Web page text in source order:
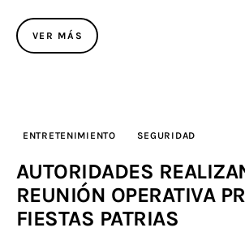
VER MÁS
ENTRETENIMIENTO SEGURIDAD
AUTORIDADES
REUNIÓN OPERATIVA
FIESTAS PATRIAS